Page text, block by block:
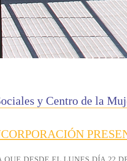
y Centro de la
QUE DESDE EL LUNES DÍA 22